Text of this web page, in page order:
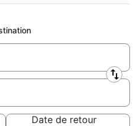
réserver un
Date de retour